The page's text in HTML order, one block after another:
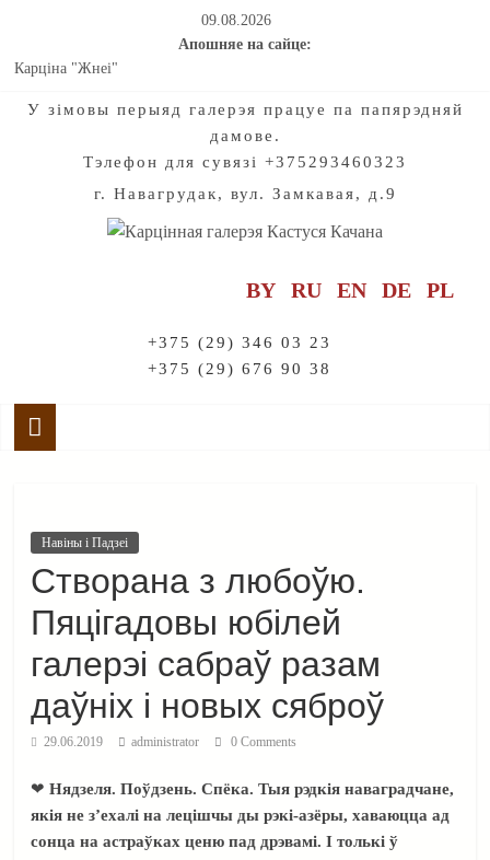
09.08.2026
Апошняе на сайце:
Карціна "Жнеі"
Калядныя і навагоднія хронікі нашых з вамі добрых спраў для
Калядныя і навагоднія хронікі нашых з вамі добрых спраў для
дзетак. Частка 1
Адкрываючы жывапіс Кастуся Качана
У зiмовы перыяд галерэя працуе па папярэдняй
дамове.
Тэлефон для сувязі +375293460323
г. Навагрудак, вул. Замкавая, д.9
BY RU EN DE PL
+375 (29) 346 03 23
+375 (29) 676 90 38
Навіны і Падзеі
Створана з любоўю.
Пяцігадовы юбілей
галерэі сабраў разам
даўніх і новых сяброў
29.06.2019 administrator 0 Comments
❤Нядзеля. Поўдзень. Спёка. Тыя рэдкія наваградчане,
якія не з’ехалі на лецішчы ды рэкі-азёры, хаваюцца ад
сонца на астраўках ценю пад дрэвамі. І толькі ў